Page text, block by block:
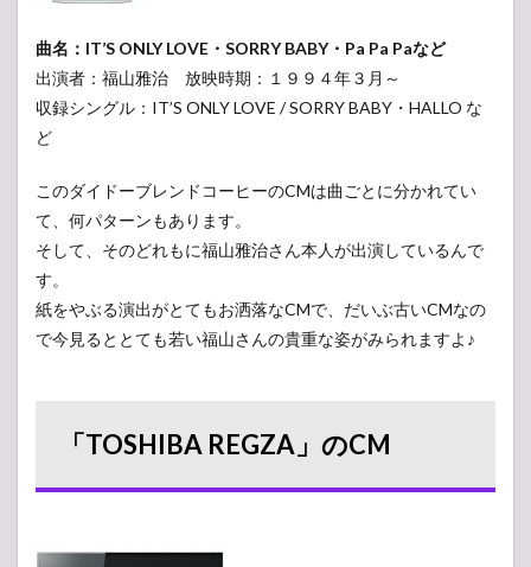
4
「SUZUKI
CM
XYLISH」
のCM
6
CM
ソン
グま
とめ
料」
公式
楽配
ス
曲名：IT’S ONLY LOVE・SORRY BABY・Pa Pa Paなど
出演者：福山雅治 放映時期：１９９４年３月～
収録シングル：IT’S ONLY LOVE / SORRY BABY・HALLO な
ど
このダイドーブレンドコーヒーのCMは曲ごとに分かれてい
て、何パターンもあります。
そして、そのどれもに福山雅治さん本人が出演しているんで
す。
紙をやぶる演出がとてもお洒落なCMで、だいぶ古いCMなの
で今見るととても若い福山さんの貴重な姿がみられますよ♪
「TOSHIBA REGZA」のCM